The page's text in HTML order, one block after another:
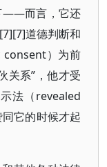
——而言，它还
道德判断和
consent）为前
关系”，他才受
法（revealed
它的时候才起